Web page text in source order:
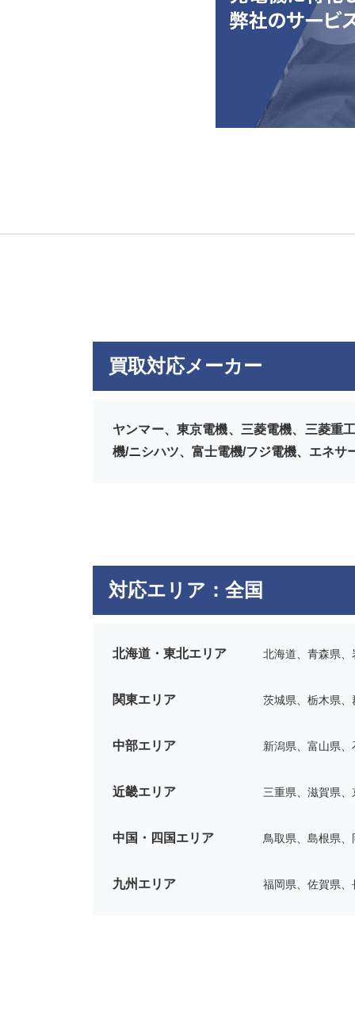
買取対応メーカー
ヤンマー、東京電機、三菱電機、三菱重
機/ニシハツ、富士電機/フジ電機、エネ
対応エリア：全国
北海道・東北エリア 北海道、青森県
関東エリア 茨城県、栃木県
中部エリア 新潟県、富山県
近畿エリア 三重県、滋賀県
中国・四国エリア 鳥取県、島根県
九州エリア 福岡県、佐賀県